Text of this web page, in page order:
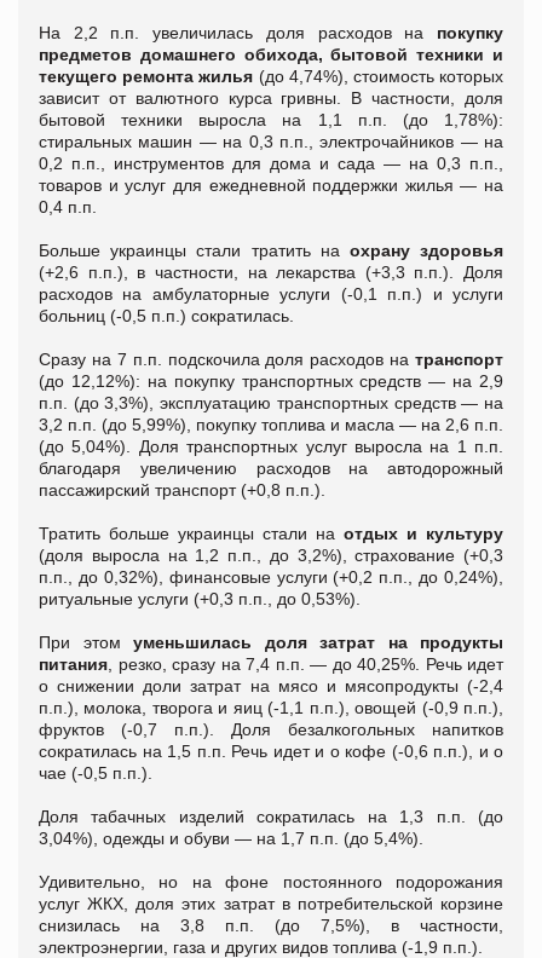
На 2,2 п.п. увеличилась доля расходов на покупку
предметов домашнего обихода, бытовой техники и
текущего ремонта жилья (до 4,74%), стоимость которых
зависит от валютного курса гривны. В частности, доля
бытовой техники выросла на 1,1 п.п. (до 1,78%):
стиральных машин — на 0,3 п.п., электрочайников — на
0,2 п.п., инструментов для дома и сада — на 0,3 п.п.,
товаров и услуг для ежедневной поддержки жилья — на
0,4 п.п.
Больше украинцы стали тратить на охрану здоровья
(+2,6 п.п.), в частности, на лекарства (+3,3 п.п.). Доля
расходов на амбулаторные услуги (-0,1 п.п.) и услуги
больниц (-0,5 п.п.) сократилась.
Сразу на 7 п.п. подскочила доля расходов на транспорт
(до 12,12%): на покупку транспортных средств — на 2,9
п.п. (до 3,3%), эксплуатацию транспортных средств — на
3,2 п.п. (до 5,99%), покупку топлива и масла — на 2,6 п.п.
(до 5,04%). Доля транспортных услуг выросла на 1 п.п.
благодаря увеличению расходов на автодорожный
пассажирский транспорт (+0,8 п.п.).
Тратить больше украинцы стали на отдых и культуру
(доля выросла на 1,2 п.п., до 3,2%), страхование (+0,3
п.п., до 0,32%), финансовые услуги (+0,2 п.п., до 0,24%),
ритуальные услуги (+0,3 п.п., до 0,53%).
При этом уменьшилась доля затрат на продукты
питания , резко, сразу на 7,4 п.п. — до 40,25%. Речь идет
о снижении доли затрат на мясо и мясопродукты (-2,4
п.п.), молока, творога и яиц (-1,1 п.п.), овощей (-0,9 п.п.),
фруктов (-0,7 п.п.). Доля безалкогольных напитков
сократилась на 1,5 п.п. Речь идет и о кофе (-0,6 п.п.), и о
чае (-0,5 п.п.).
Доля табачных изделий сократилась на 1,3 п.п. (до
3,04%), одежды и обуви — на 1,7 п.п. (до 5,4%).
Удивительно, но на фоне постоянного подорожания
услуг ЖКХ, доля этих затрат в потребительской корзине
снизилась на 3,8 п.п. (до 7,5%), в частности,
электроэнергии, газа и других видов топлива (-1,9 п.п.).